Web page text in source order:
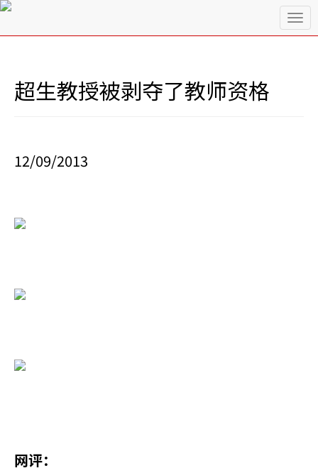
T
o
超生教授被剥夺了教师资格
12/09/2013
网评：